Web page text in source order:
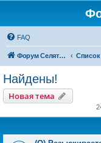
FAQ
Форум Селятино
Найдены!
Новая тема